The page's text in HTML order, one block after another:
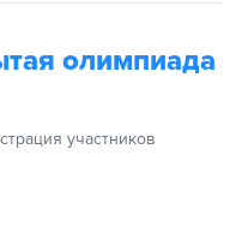
олимпиада
участников